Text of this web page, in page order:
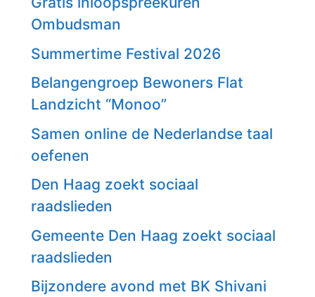
Ombudsman
Summertime Festival 2026
Belangengroep Bewoners Flat
Landzicht “Monoo”
Samen online de Nederlandse taal
oefenen
Den Haag zoekt sociaal
raadslieden
Gemeente Den Haag zoekt sociaal
raadslieden
Bijzondere avond met BK Shivani